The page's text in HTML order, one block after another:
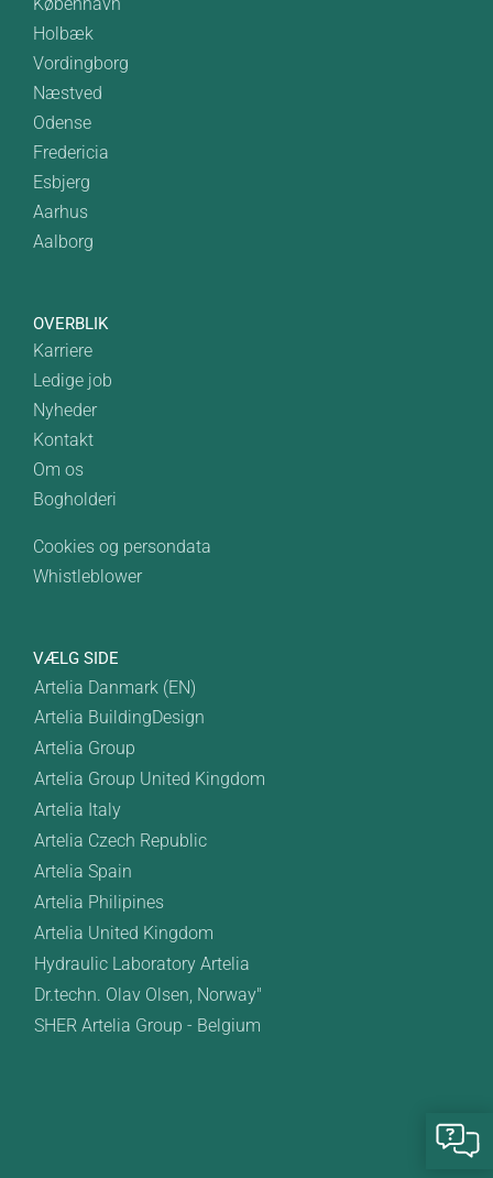
København
Holbæk
Vordingborg
Næstved
Odense
Fredericia
Esbjerg
Aarhus
Aalborg
OVERBLIK
Karriere
Ledige job
Nyheder
Kontakt
Om os
Bogholderi
Cookies og persondata
Whistleblower
VÆLG SIDE
Artelia Danmark (EN)
Artelia BuildingDesign
Artelia Group
Artelia Group United Kingdom
Artelia Italy
Artelia Czech Republic
Artelia Spain
Artelia Philipines
Artelia United Kingdom
Hydraulic Laboratory Artelia
Dr.techn. Olav Olsen, Norway"
SHER Artelia Group - Belgium